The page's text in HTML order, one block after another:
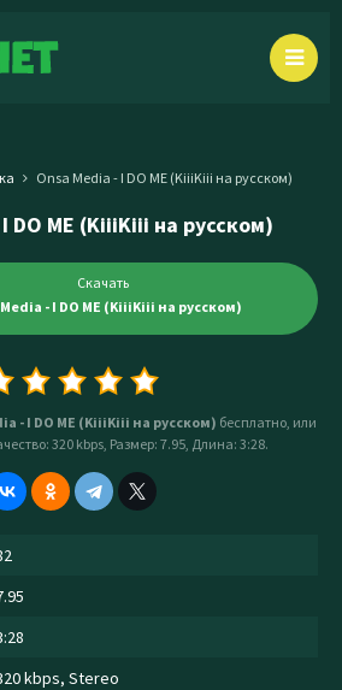
Onsa Media - I DO ME (KiiiKiii на русском)
DO ME (KiiiKiii на русском)
Скачать
- I DO ME (KiiiKiii на русском)
- I DO ME (KiiiKiii на русском) бесплатно, или
320 kbps, Размер: 7.95, Длина: 3:28.
kbps, Stereo